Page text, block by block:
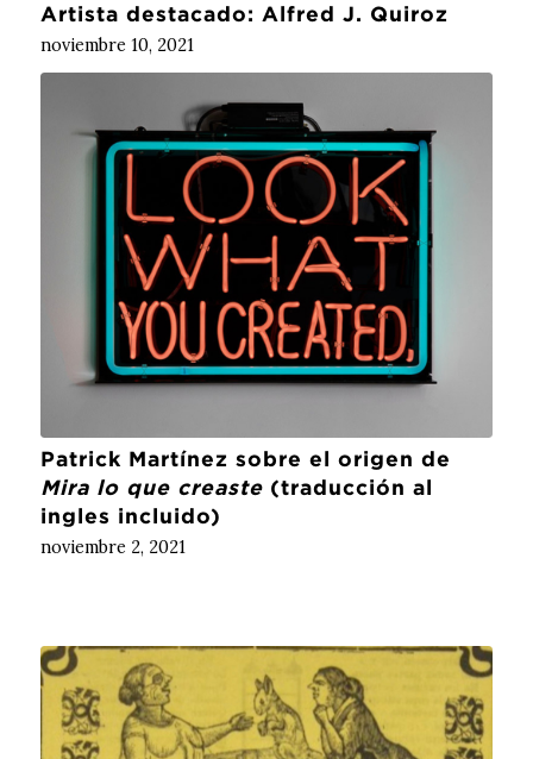
Artista destacado: Alfred J. Quiroz
noviembre 10, 2021
Patrick Martínez sobre el origen de
Mira lo que creaste(traducción al
ingles incluido)
noviembre 2, 2021